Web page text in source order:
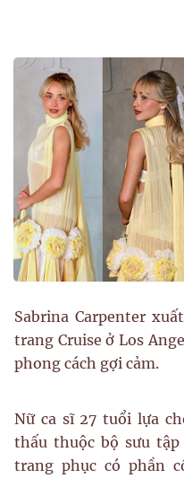
Sabrina Carpenter
trang Cruise ở Los
phong cách gợi cảm.
Nữ ca sĩ 27 tuổi lựa
thấu thuộc bộ sưu tập
trang phục có phần